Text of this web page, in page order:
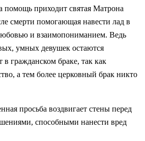
помощь приходит святая Матрона
смерти помогающая навести лад в
и взаимопониманием. Ведь
умных девушек остаются
гражданском браке, так как
а тем более церковный брак никто
просьба воздвигает стены перед
способными нанести вред